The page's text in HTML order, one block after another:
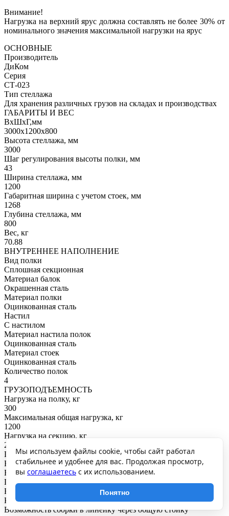
Внимание!
Нагрузка на верхний ярус должна составлять не более 30% от
номинального значения максимальной нагрузки на ярус
ОСНОВНЫЕ
Производитель
ДиКом
Серия
СТ-023
Тип стеллажа
Для хранения различных грузов на складах и производствах
ГАБАРИТЫ И ВЕС
ВхШхГ,мм
3000x1200x800
Высота стеллажа, мм
3000
Шаг регулирования высоты полки, мм
43
Ширина стеллажа, мм
1200
Габаритная ширина с учетом стоек, мм
1268
Глубина стеллажа, мм
800
Вес, кг
70.88
ВНУТРЕННЕЕ НАПОЛНЕНИЕ
Вид полки
Сплошная секционная
Материал балок
Окрашенная сталь
Материал полки
Оцинкованная сталь
Настил
С настилом
Материал настила полок
Оцинкованная сталь
Материал стоек
Оцинкованная сталь
Количество полок
4
ГРУЗОПОДЪЕМНОСТЬ
Нагрузка на полку, кг
300
Максимальная общая нагрузка, кг
1200
Нагрузка на секцию, кг
2700
ПОКРЫТИЕ И ЦВЕТ
RAL
Балки: RAL7165
Покрытие
Балки: порошковое
КРЕПЛЕНИЕ
Возможность сборки в линейку через общую стойку
Мы используем файлы cookie, чтобы сайт работал
стабильнее и удобнее для вас. Продолжая просмотр,
вы соглашаетесь с их использованием.
Понятно